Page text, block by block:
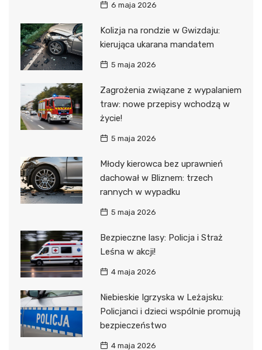
6 maja 2026
Kolizja na rondzie w Gwizdaju:
kierująca ukarana mandatem
5 maja 2026
Zagrożenia związane z wypalaniem
traw: nowe przepisy wchodzą w
życie!
5 maja 2026
Młody kierowca bez uprawnień
dachował w Bliznem: trzech
rannych w wypadku
5 maja 2026
Bezpieczne lasy: Policja i Straż
Leśna w akcji!
4 maja 2026
Niebieskie Igrzyska w Leżajsku:
Policjanci i dzieci wspólnie promują
bezpieczeństwo
4 maja 2026